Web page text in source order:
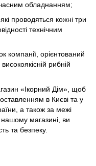
обладнанням;
проводяться кожні три
технічним
компанії, орієнтований
рибній
«Ікорний Дім», щоб
в Києві та у
а також за межі
магазині, ви
та безпеку.